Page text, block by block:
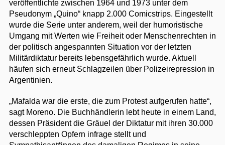
veröffentlichte zwischen 1964 und 1973 unter dem
Pseudonym „Quino“ knapp 2.000 Comicstrips. Eingestellt
wurde die Serie unter anderem, weil der humoristische
Umgang mit Werten wie Freiheit oder Menschenrechten in
der politisch angespannten Situation vor der letzten
Militärdiktatur bereits lebensgefährlich wurde. Aktuell
häufen sich erneut Schlagzeilen über Polizeirepression in
Argentinien.
„Mafalda war die erste, die zum Protest aufgerufen hatte“,
sagt Moreno. Die Buchhändlerin lebt heute in einem Land,
dessen Präsident die Gräuel der Diktatur mit ihren 30.000
verschleppten Opfern infrage stellt und